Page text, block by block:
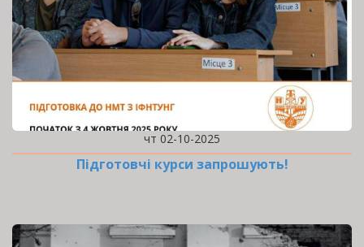
чт 02-10-2025
Підготовчі курси запрошують!